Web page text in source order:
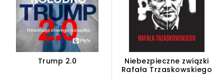
Trump 2.0
Niebezpieczne związki
Rafała Trzaskowskiego